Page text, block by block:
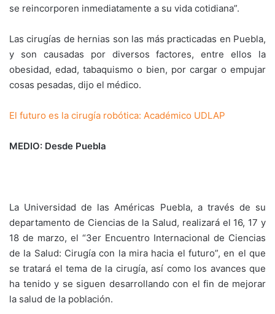
se reincorporen inmediatamente a su vida cotidiana”.
Las cirugías de hernias son las más practicadas en Puebla,
y son causadas por diversos factores, entre ellos la
obesidad, edad, tabaquismo o bien, por cargar o empujar
cosas pesadas, dijo el médico.
El futuro es la cirugía robótica: Académico UDLAP
MEDIO: Desde Puebla
La Universidad de las Américas Puebla, a través de su
departamento de Ciencias de la Salud, realizará el 16, 17 y
18 de marzo, el “3er Encuentro Internacional de Ciencias
de la Salud: Cirugía con la mira hacia el futuro”, en el que
se tratará el tema de la cirugía, así como los avances que
ha tenido y se siguen desarrollando con el fin de mejorar
la salud de la población.